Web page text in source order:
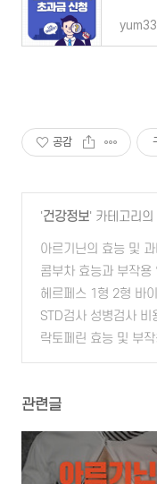
공감
'건강정보' 카테고리
아르기닌의 효능 및
(0)
콤부차 효능과 부작용
헤르페스 1형 2형 바
(0)
STD검사 성병검사 비
락토페린 효능 및 부
관련글